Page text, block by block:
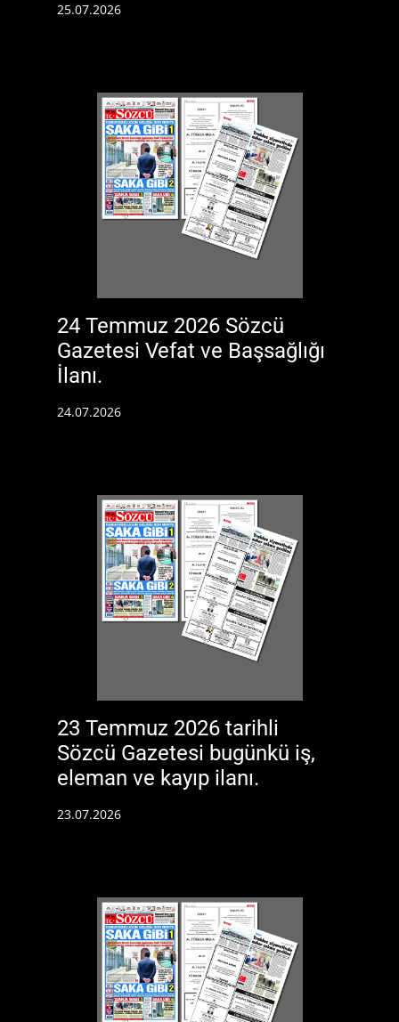
25.07.2026
24 Temmuz 2026 Sözcü
Gazetesi Vefat ve Başsağlığı
İlanı.
24.07.2026
23 Temmuz 2026 tarihli
Sözcü Gazetesi bugünkü iş,
eleman ve kayıp ilanı.
23.07.2026